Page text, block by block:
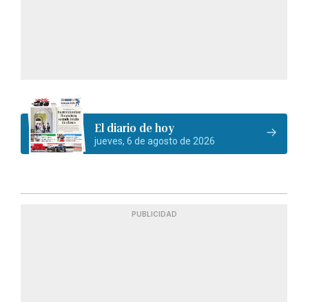
El diario de hoy
jueves, 6 de agosto de 2026
PUBLICIDAD